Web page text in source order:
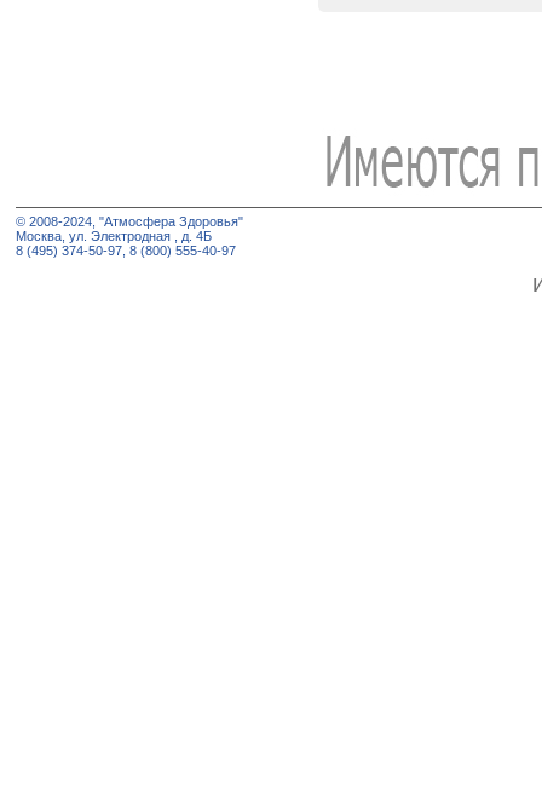
© 2008-2024, "Атмосфера Здоровья"
Москва, ул. Электродная , д. 4Б
8 (495) 374-50-97, 8 (800) 555-40-97